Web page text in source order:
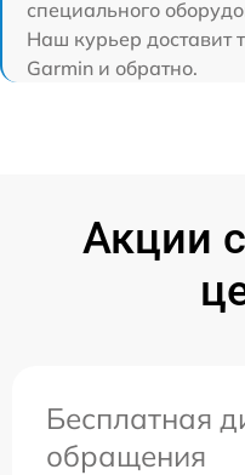
специального
Наш курьер доставит
Garmin и обратно.
Акции
Бесплатная
обращения